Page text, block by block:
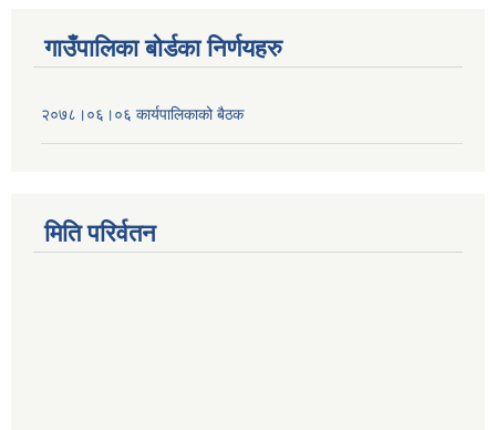
गाउँपालिका बोर्डका निर्णयहरु
२०७८।०६।०६ कार्यपालिकाको बैठक
मिति परिर्वतन